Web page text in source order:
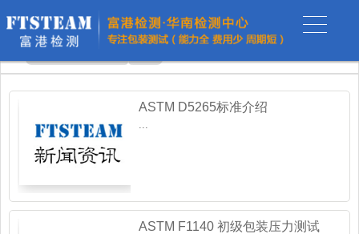
富港新闻 检测资讯
ASTM D5265标准介绍
...
ASTM F1140 初级包装压力测试